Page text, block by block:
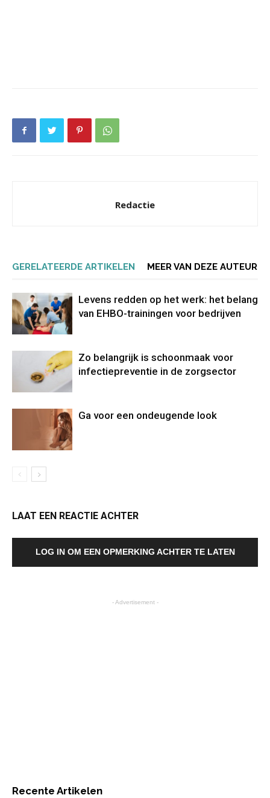
Redactie
GERELATEERDE ARTIKELEN MEER VAN DEZE AUTEUR
Levens redden op het werk: het belang
van EHBO-trainingen voor bedrijven
Zo belangrijk is schoonmaak voor
infectiepreventie in de zorgsector
Ga voor een ondeugende look
LAAT EEN REACTIE ACHTER
LOG IN OM EEN OPMERKING ACHTER TE LATEN
- Advertisement -
Recente Artikelen